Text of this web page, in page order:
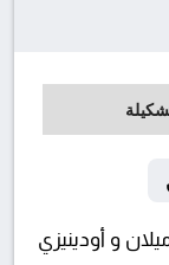
إنتر ميلان و أودينيزي